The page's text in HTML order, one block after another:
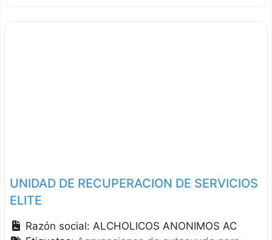
UNIDAD DE RECUPERACION DE SERVICIOS
ELITE
Razón social: ALCHOLICOS ANONIMOS AC